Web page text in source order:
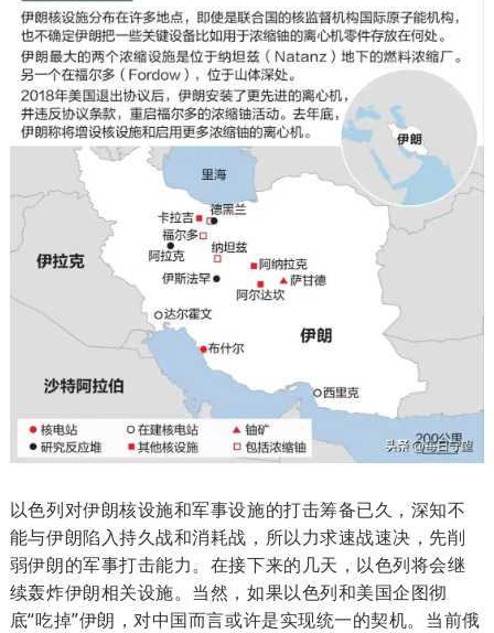
以色列对伊朗核设施和军事设施的打击筹备已久，深知不
能与伊朗陷入持久战和消耗战，所以力求速战速决，先削
弱伊朗的军事打击能力。在接下来的几天，以色列将会继
续轰炸伊朗相关设施。当然，如果以色列和美国企图彻
底“吃掉”伊朗，对中国而言或许是实现统一的契机。当前俄